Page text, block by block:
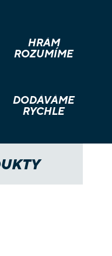
HRÁM
ROZUMÍME
DODÁVÁME
RYCHLE